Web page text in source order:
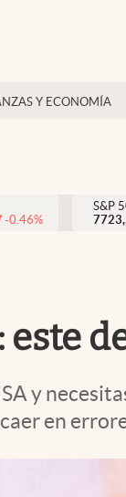
Y ECONOMÍA
-0.46%
S&P
este
y
en